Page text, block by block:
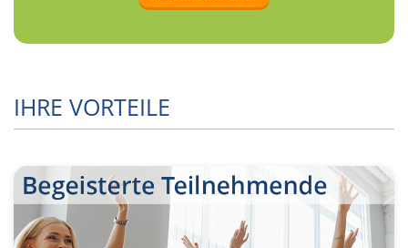
IHRE VORTEILE